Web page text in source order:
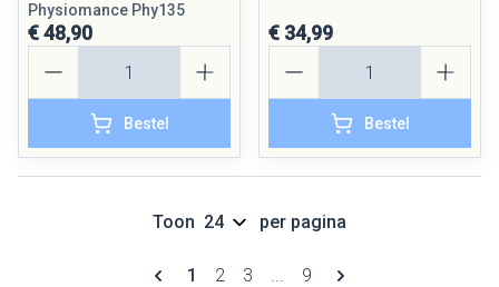
Physiomance Phy135
€ 48,90
Bestel
€ 34,99
Bestel
Pagina's
U lees momenteel pagina
1 Pagina
2 Pagina
3 ... Pagina
9
Toon per pagina